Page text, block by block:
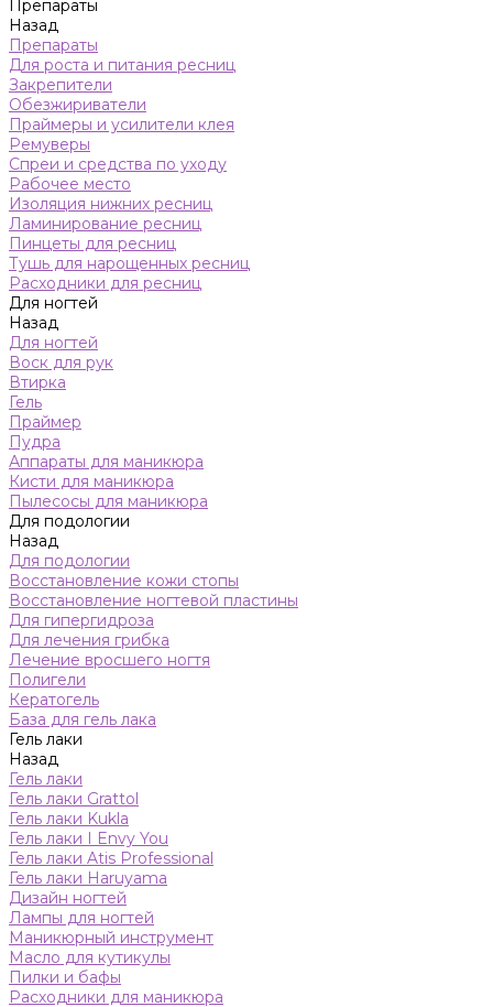
Препараты
Назад
Препараты
Для роста и питания ресниц
Закрепители
Обезжириватели
Праймеры и усилители клея
Ремуверы
Спреи и средства по уходу
Рабочее место
Изоляция нижних ресниц
Ламинирование ресниц
Пинцеты для ресниц
Тушь для нарощенных ресниц
Расходники для ресниц
Для ногтей
Назад
Для ногтей
Воск для рук
Втирка
Гель
Праймер
Пудра
Аппараты для маникюра
Кисти для маникюра
Пылесосы для маникюра
Для подологии
Назад
Для подологии
Восстановление кожи стопы
Восстановление ногтевой пластины
Для гипергидроза
Для лечения грибка
Лечение вросшего ногтя
Полигели
Кератогель
База для гель лака
Гель лаки
Назад
Гель лаки
Гель лаки Grattol
Гель лаки Kukla
Гель лаки I Envy You
Гель лаки Atis Professional
Гель лаки Haruyama
Дизайн ногтей
Лампы для ногтей
Маникюрный инструмент
Масло для кутикулы
Пилки и бафы
Расходники для маникюра